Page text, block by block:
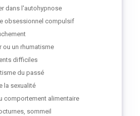
dans l'autohypnose
obsessionnel compulsif
ou un rhumatisme
difficiles
du passé
la sexualité
comportement alimentaire
sommeil